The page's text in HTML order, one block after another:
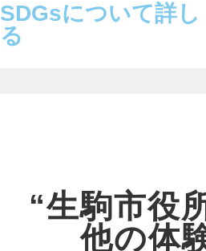
SDGsについて詳し
る
“生駒市役
他の体